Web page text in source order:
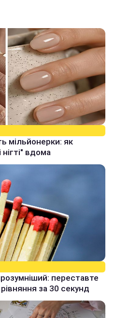
мільйонерки: як
вдома
переставте
за 30 секунд